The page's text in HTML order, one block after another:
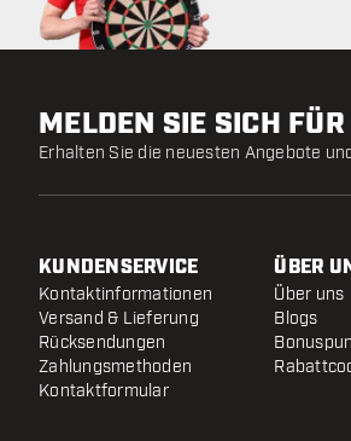
MELDEN SIE SICH
Erhalten Sie die neuesten Angebote
KUNDENSERVICE
Kontaktinformationen
Versand & Lieferung
Rücksendungen
Zahlungsmethoden
Kontaktformular
ÜBER
Über uns
Blogs